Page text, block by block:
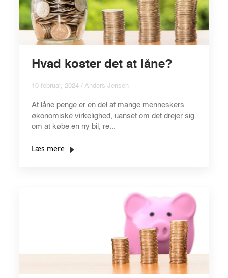
Hvad koster det at låne?
10 februar, 2024 / Anders Jensen
At låne penge er en del af mange menneskers
økonomiske virkelighed, uanset om det drejer sig
om at købe en ny bil, re...
Læs mere